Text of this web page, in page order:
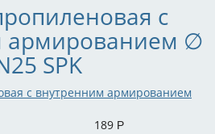
с
армированием ∅
SPK
189 Р